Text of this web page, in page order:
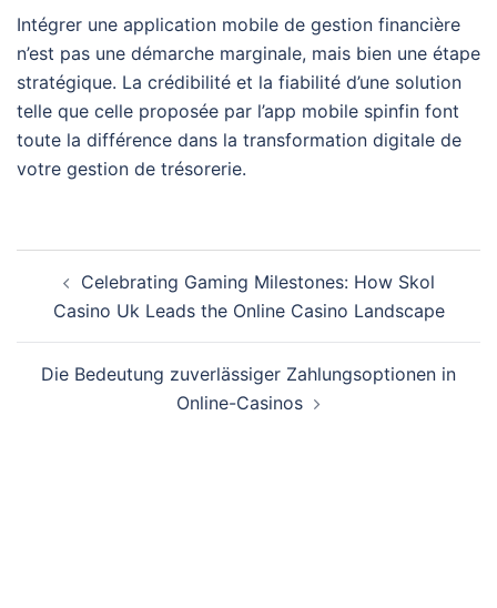
Intégrer une application mobile de gestion financière
n’est pas une démarche marginale, mais bien une étape
stratégique. La crédibilité et la fiabilité d’une solution
telle que celle proposée par l’app mobile spinfin font
toute la différence dans la transformation digitale de
votre gestion de trésorerie.
entradas
Celebrating Gaming Milestones: How Skol
Casino Uk Leads the Online Casino Landscape
Die Bedeutung zuverlässiger Zahlungsoptionen in
Online-Casinos